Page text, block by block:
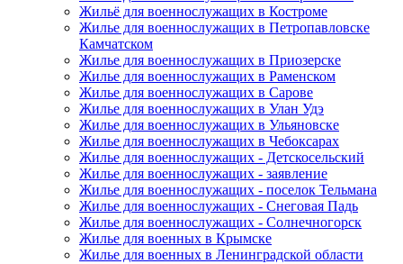
Жильё для военнослужащих в Костроме
Жилье для военнослужащих в Петропавловске
Камчатском
Жилье для военнослужащих в Приозерске
Жилье для военнослужащих в Раменском
Жилье для военнослужащих в Сарове
Жилье для военнослужащих в Улан Удэ
Жилье для военнослужащих в Ульяновске
Жилье для военнослужащих в Чебоксарах
Жилье для военнослужащих - Детскосельский
Жилье для военнослужащих - заявление
Жилье для военнослужащих - поселок Тельмана
Жилье для военнослужащих - Снеговая Падь
Жилье для военнослужащих - Солнечногорск
Жилье для военных в Крымске
Жилье для военных в Ленинградской области